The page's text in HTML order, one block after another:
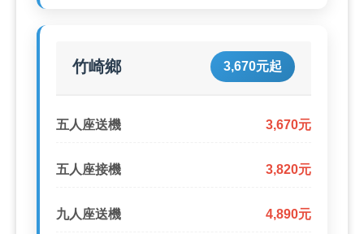
竹崎鄉 3,670元起
五人座送機 3,670元
五人座接機 3,820元
九人座送機 4,890元